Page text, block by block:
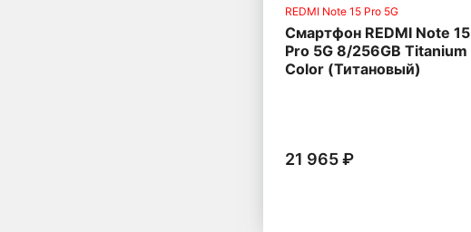
REDMI Note 15 Pro 5G
Смартфон REDMI Note 15
Pro 5G 8/256GB Titanium
Color (Титановый)
21 965 ₽